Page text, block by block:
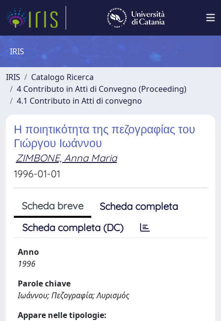
IRIS
IRIS
Catalogo Ricerca
4 Contributo in Atti di Convegno (Proceeding)
4.1 Contributo in Atti di convegno
Η ποιητικότητα της πεζογραφίας του
Γιώργου Ιωάννου
ZIMBONE, Anna Maria
1996-01-01
Scheda breve
Scheda completa
Scheda completa (DC)
Anno
1996
Parole chiave
Ιωάννου; Πεζογραφία; Λυρισμός
Appare nelle tipologie: